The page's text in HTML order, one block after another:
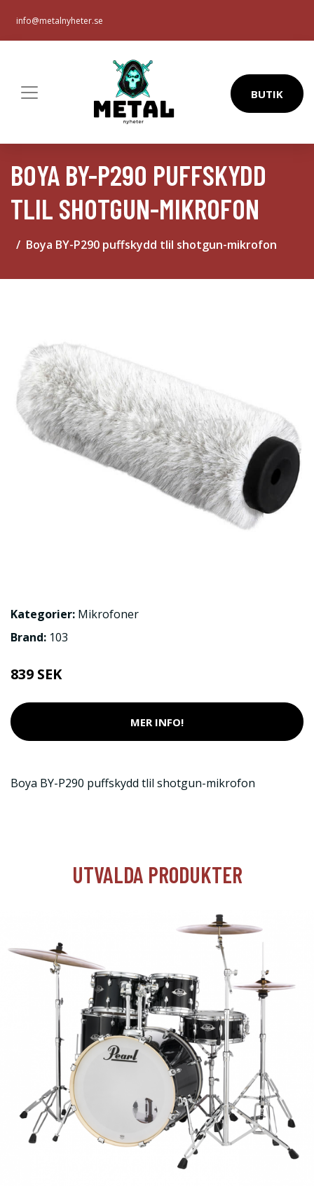
info@metalnyheter.se
BUTIK
BOYA BY-P290 PUFFSKYDD
TLIL SHOTGUN-MIKROFON
Boya BY-P290 puffskydd tlil shotgun-mikrofon
Kategorier: Mikrofoner
Brand: 103
839 SEK
MER INFO!
Boya BY-P290 puffskydd tlil shotgun-mikrofon
UTVALDA PRODUKTER